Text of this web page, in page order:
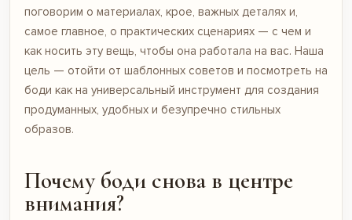
поговорим о материалах, крое, важных деталях и,
самое главное, о практических сценариях — с чем и
как носить эту вещь, чтобы она работала на вас. Наша
цель — отойти от шаблонных советов и посмотреть на
боди как на универсальный инструмент для создания
продуманных, удобных и безупречно стильных
образов.
Почему боди снова в центре
внимания?